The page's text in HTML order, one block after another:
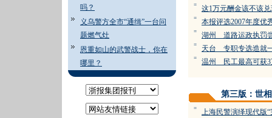
吗？
义乌警方全市“通缉”一台问
题燃气灶
恩重如山的武警战士，你在
哪里？
= 这1万元酬金该不该
= 本报评选2007年度优
= 湖州 道路运政执
= 天台 专职专选造就
= 温州 民工最高可
第三版：世相
= 上海民警演绎现代版“